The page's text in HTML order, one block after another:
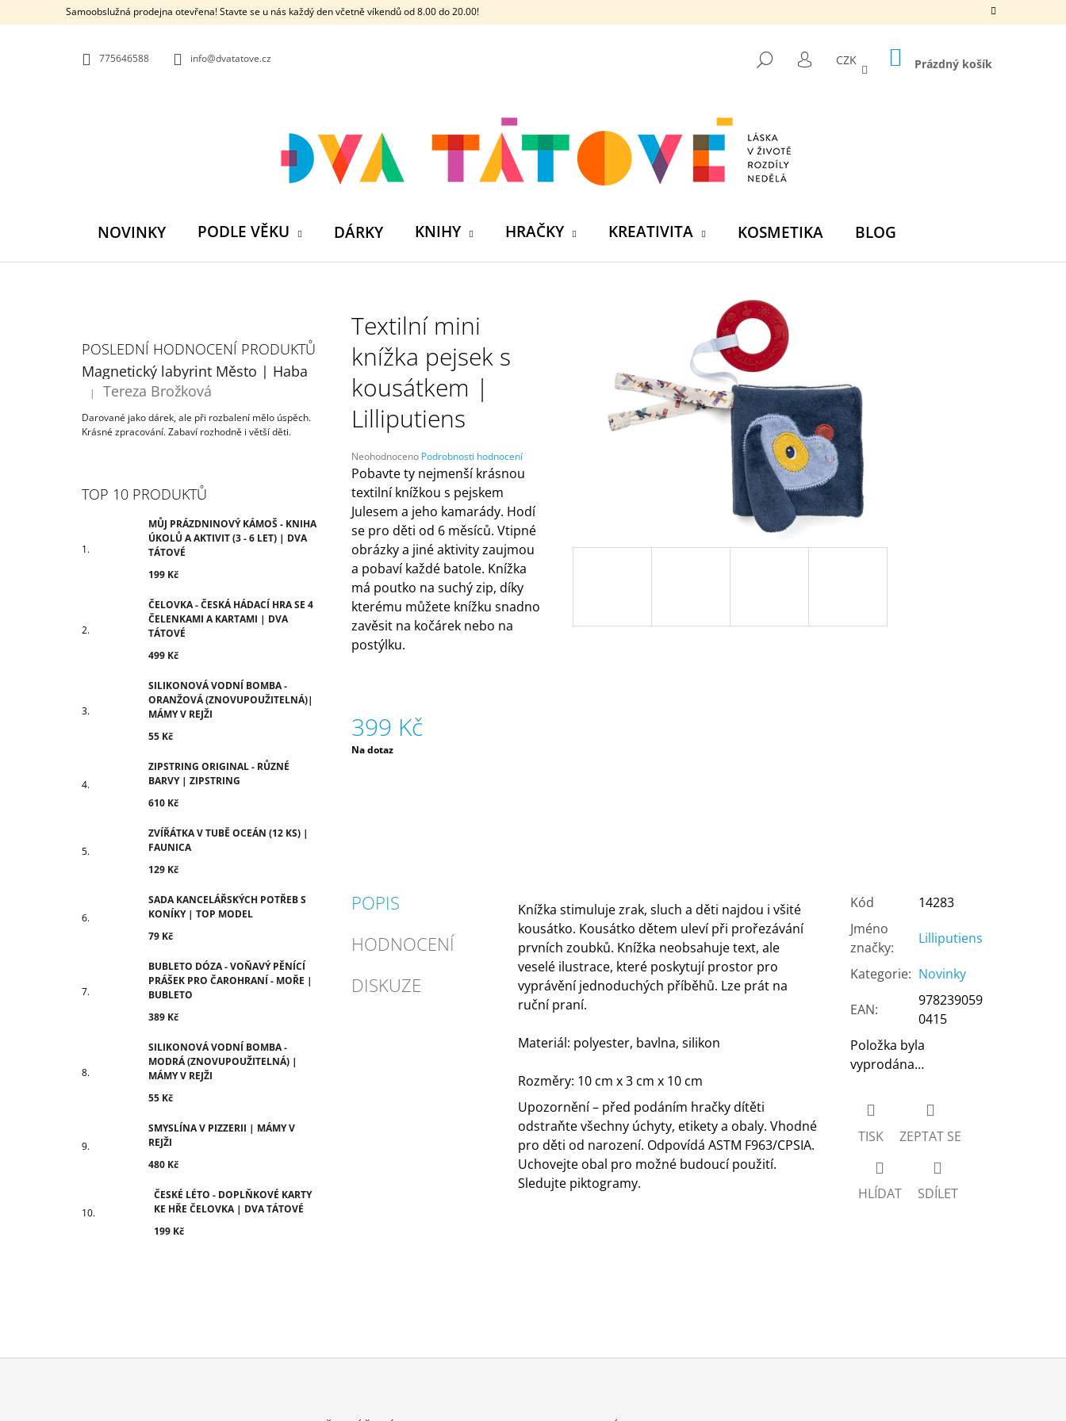
Samoobslužná prodejna otevřena! Stavte se u nás každý den včetně víkendů od 8.00 do 20.00!
775646588 info@dvatatove.cz HLEDAT
PŘIHLÁŠENÍ
CZK NÁKUPNÍ
KOŠÍK
Prázdný košík
NOVINKY PODLE VĚKU DÁRKY KNIHY HRAČKY KREATIVITA KOSMETIKA BLOG
POSLEDNÍ HODNOCENÍ PRODUKTŮ
Magnetický labyrint Město | Haba
Hodnocení produktu je 5 z 5 hvězdiček.
| Tereza Brožková
Darované jako dárek, ale při rozbalení mělo úspěch.
Krásné zpracování. Zabaví rozhodně i větší děti.
TOP 10 PRODUKTŮ
MŮJ PRÁZDNINOVÝ KÁMOŠ - KNIHA
ÚKOLŮ A AKTIVIT (3 - 6 LET) | DVA
TÁTOVÉ
199 Kč
ČELOVKA - ČESKÁ HÁDACÍ HRA SE 4
ČELENKAMI A KARTAMI | DVA
TÁTOVÉ
499 Kč
SILIKONOVÁ VODNÍ BOMBA -
ORANŽOVÁ (ZNOVUPOUŽITELNÁ)|
MÁMY V REJŽI
55 Kč
ZIPSTRING ORIGINAL - RŮZNÉ
BARVY | ZIPSTRING
610 Kč
ZVÍŘÁTKA V TUBĚ OCEÁN (12 KS) |
FAUNICA
129 Kč
SADA KANCELÁŘSKÝCH POTŘEB S
KONÍKY | TOP MODEL
79 Kč
BUBLETO DÓZA - VOŇAVÝ PĚNÍCÍ
PRÁŠEK PRO ČAROHRANÍ - MOŘE |
BUBLETO
389 Kč
SILIKONOVÁ VODNÍ BOMBA -
MODRÁ (ZNOVUPOUŽITELNÁ) |
MÁMY V REJŽI
55 Kč
SMYSLÍNA V PIZZERII | MÁMY V
REJŽI
480 Kč
ČESKÉ LÉTO - DOPLŇKOVÉ KARTY
KE HŘE ČELOVKA | DVA TÁTOVÉ
199 Kč
Textilní mini
knížka pejsek s
kousátkem |
Lilliputiens
Průměrné
hodnocení
produktu
je
0,0
z
hvězdiček.
Neohodnoceno Podrobnosti hodnocení
Pobavte ty nejmenší krásnou
textilní knížkou s pejskem
Julesem a jeho kamarády. Hodí
se pro děti od 6 měsíců. Vtipné
obrázky a jiné aktivity zaujmou
a pobaví každé batole. Knížka
má poutko na suchý zip, díky
kterému můžete knížku snadno
zavěsit na kočárek nebo na
postýlku.
399 Kč
Měrná
Na dotaz
POPIS
HODNOCENÍ
DISKUZE
Knížka stimuluje zrak, sluch a děti najdou i všité
kousátko. Kousátko dětem uleví při prořezávání
prvních zoubků. Knížka neobsahuje text, ale
veselé ilustrace, které poskytují prostor pro
vyprávění jednoduchých příběhů. Lze prát na
ruční praní.
Materiál: polyester, bavlna, silikon
Rozměry: 10 cm x 3 cm x 10 cm
Upozornění – před podáním hračky dítěti
odstraňte všechny úchyty, etikety a obaly. Vhodné
pro děti od narození. Odpovídá ASTM F963/CPSIA.
Uchovejte obal pro možné budoucí použití.
Sledujte piktogramy.
Kód
14283
Jméno
značky:
Lilliputiens
Kategorie: Novinky
EAN:
978239059
0415
Položka byla
vyprodána…
TISK ZEPTAT SE
HLÍDAT SDÍLET
O
HLEDAT
MŮJ PRÁZDNINOVÝ KÁMOŠ - KNIHA
ÚKOLŮ A AKTIVIT (3 - 6 LET) | DVA
TÁTOVÉ
199 Kč
ČELOVKA - ČESKÁ HÁDACÍ HRA SE 4
ČELENKAMI A KARTAMI | DVA TÁTOVÉ
499 Kč
SILIKONOVÁ VODNÍ BOMBA -
ORANŽOVÁ (ZNOVUPOUŽITELNÁ)|
MÁMY V REJŽI
55 Kč